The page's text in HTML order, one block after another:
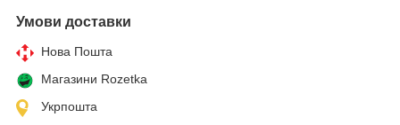
Умови доставки
Нова Пошта
Магазини Rozetka
Укрпошта